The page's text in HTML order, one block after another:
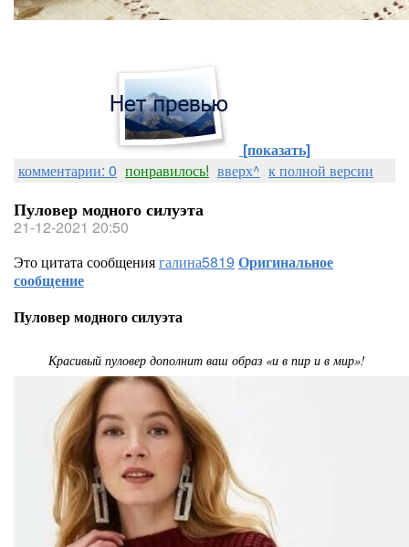
[показать]
комментарии: 0 понравилось! вверх^ к полной версии
Пуловер модного силуэта
21-12-2021 20:50
Это цитата сообщениягалина5819 Оригинальное
сообщение
Пуловер модного силуэта
Красивый пуловер дополнит ваш образ «и в пир и в мир»!